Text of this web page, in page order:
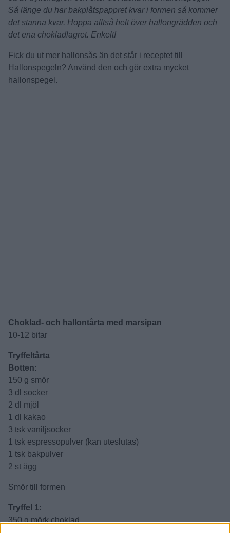
Så länge du har bakplåtspappret kvar i formen så kommer
det stanna kvar. Hoppa alltså helt över hallongrädden och
det ena chokladlagret. Enkelt!
Fick du ut mer hallonsås än det står i receptet till
Hallonspegeln? Använd den och gör extra mycket
hallonspegel.
Choklad- och hallontårta med marsipan
10-12 bitar
Tryffeltårta
Botten:
150 g smör
3 dl socker
2 dl mjöl
1 dl kakao
3 tsk vaniljsocker
1 tsk bakpulver
2 st ägg